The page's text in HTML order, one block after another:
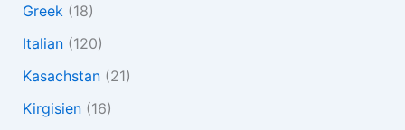
Greek (18)
Italian(120)
Kasachstan(21)
Kirgisien(16)